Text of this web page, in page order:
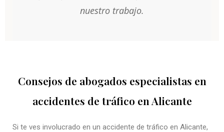
nuestro trabajo.
Consejos de abogados especialistas en
accidentes de tráfico en Alicante
Si te ves involucrado en un accidente de tráfico en Alicante,